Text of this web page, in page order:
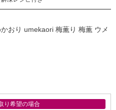
おり umekaori 梅薫り 梅薫 ウメ
り希望の場合